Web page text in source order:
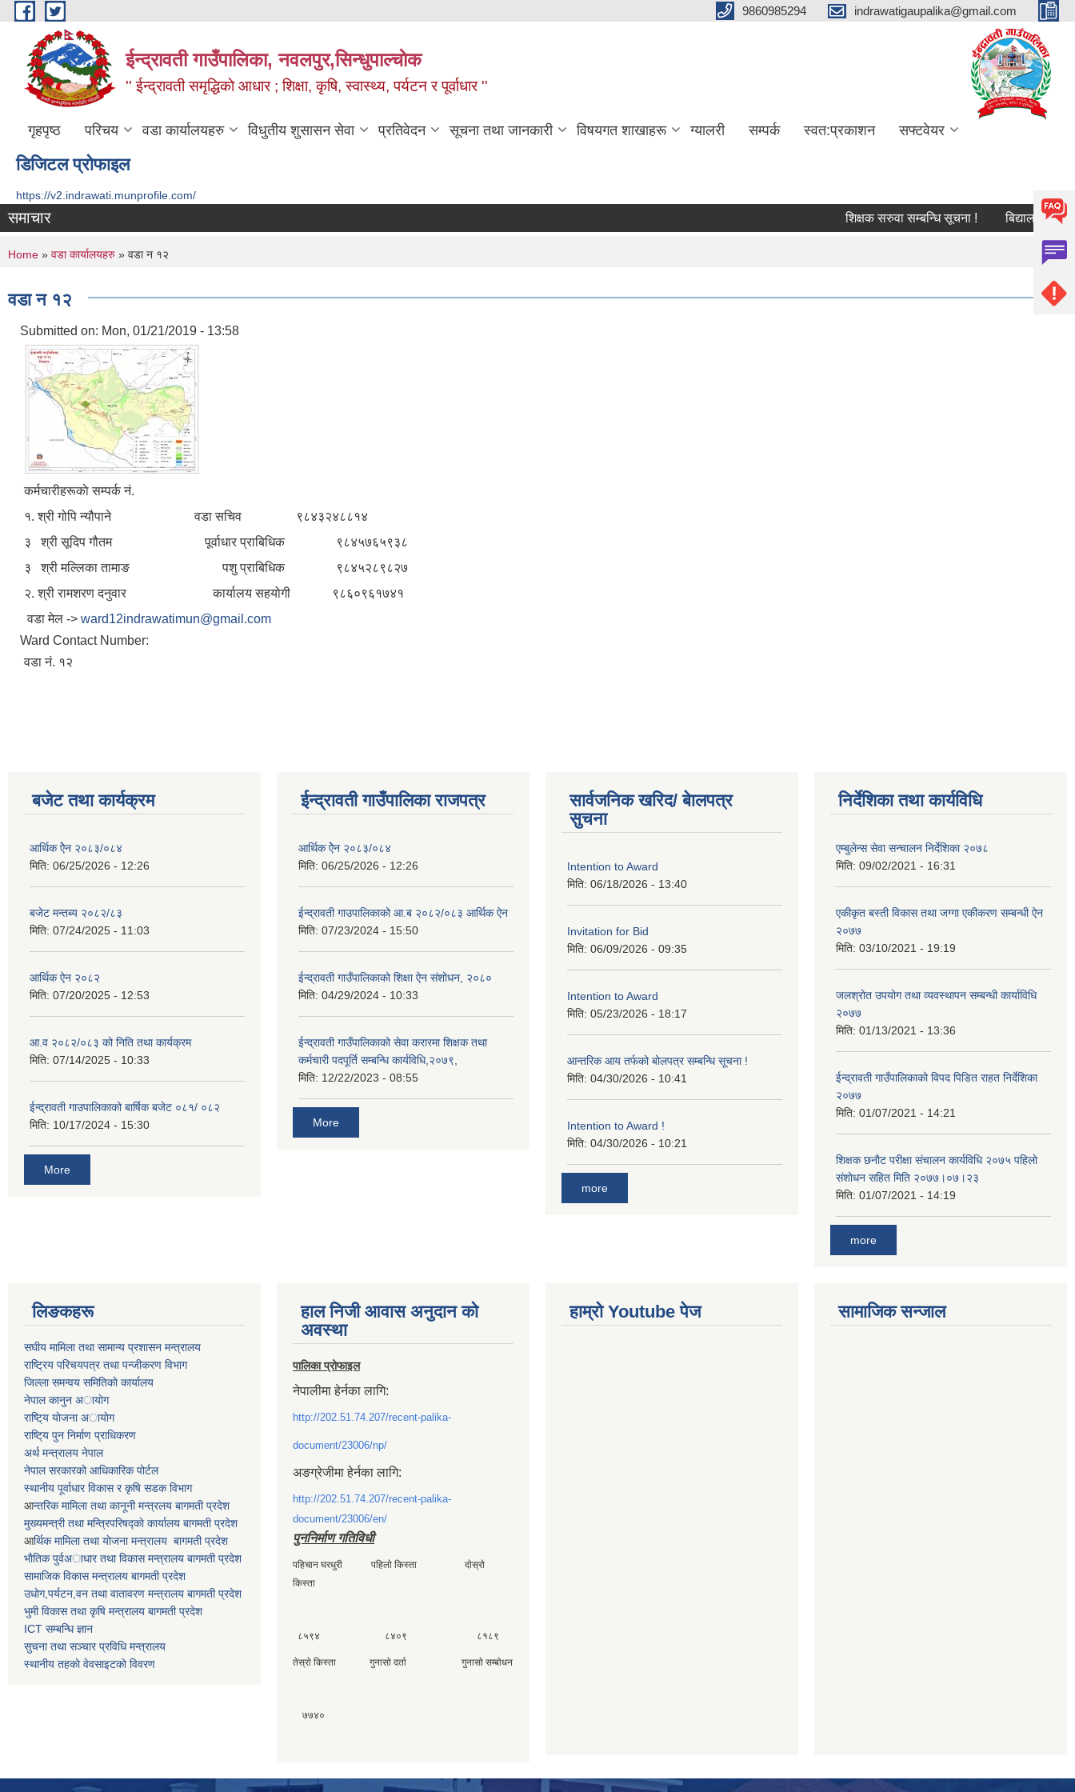
Skip to main content 9860985294 indrawatigaupalika@gmail.com
ईन्द्रावती गाउँपालिका, नवलपुर,सिन्धुपाल्चाेक
'' ईन्द्रावती समृद्धिकाे आधार ; शिक्षा, कृषि, स्वास्थ्य, पर्यटन र पूर्वाधार ''
गृहपृष्ठ परिचय वडा कार्यालयहरु विधुतीय शुसासन सेवा प्रतिवेदन सूचना तथा जानकारी विषयगत शाखाहरू ग्यालरी सम्पर्क स्वत:प्रकाशन सफ्टवेयर
डिजिटल प्रोफाइल
https://v2.indrawati.munprofile.com/
समाचार शिक्षक सरुवा सम्बन्धि सूचना ! बिद्यालय
You are here
Home » वडा कार्यालयहरु » वडा न‌‍ १२
वडा न‌‍ १२
Submitted on: Mon, 01/21/2019 - 13:58
कर्मचारीहरूकाे सम्पर्क नं.
१. श्री गोपि न्यौपाने वडा सचिव ९८४३२४८८१४
३ श्री सूदिप गौतम पूर्वाधार प्राबिधिक ९८४५७६५९३८
३ श्री मल्लिका तामाङ पशु प्राबिधिक ९८४५२८९८२७
२. श्री रामशरण दनुवार कार्यालय सहयोगी ९८६०९६१७४१
वडा मेल -> ward12indrawatimun@gmail.com
Ward Contact Number:
वडा नं. १२
बजेट तथा कार्यक्रम
आर्थिक ऐेन २०८३/०८४
मिति: 06/25/2026 - 12:26
बजेट मन्तब्य २०८२/८३
मिति: 07/24/2025 - 11:03
आर्थिक ऐन २०८२
मिति: 07/20/2025 - 12:53
आ.व २०८२/०८३ को निति तथा कार्यक्रम
मिति: 07/14/2025 - 10:33
ईन्द्रावती गाउपालिकाको बार्षिक बजेट ०८१/ ०८२
मिति: 10/17/2024 - 15:30
More
ईन्द्रावती गाउँपालिका राजपत्र
आर्थिक ऐेन २०८३/०८४
मिति: 06/25/2026 - 12:26
ईन्द्रावती गाउपालिकाको आ.ब २०८२/०८३ आर्थिक ऐन
मिति: 07/23/2024 - 15:50
ईन्द्रावती गाउँपालिकाको शिक्षा ऐन संशोधन, २०८०
मिति: 04/29/2024 - 10:33
ईन्द्रावती गाउँपालिकाको सेवा करारमा शिक्षक तथा
कर्मचारी पदपूर्ति सम्बन्धि कार्यविधि,२०७९,
मिति: 12/22/2023 - 08:55
More
सार्वजनिक खरिद/ बेालपत्र
सुचना
Intention to Award
मिति: 06/18/2026 - 13:40
Invitation for Bid
मिति: 06/09/2026 - 09:35
Intention to Award
मिति: 05/23/2026 - 18:17
आन्तरिक आय तर्फको बोलपत्र सम्बन्धि सूचना !
मिति: 04/30/2026 - 10:41
Intention to Award !
मिति: 04/30/2026 - 10:21
more
निर्देशिका तथा कार्यविधि
एम्बुलेन्स सेवा सन्चालन निर्देशिका २०७८
मिति: 09/02/2021 - 16:31
एकीकृत बस्ती विकास तथा जग्गा एकीकरण सम्बन्धी ऐन
२०७७
मिति: 03/10/2021 - 19:19
जलश्रोत उपयोग तथा व्यवस्थापन सम्बन्धी कार्याविधि
२०७७
मिति: 01/13/2021 - 13:36
ईन्द्रावती गाउँपालिकाको विपद पिडित राहत निर्देशिका
२०७७
मिति: 01/07/2021 - 14:21
शिक्षक छनाैट परीक्षा संचालन कार्यविधि २०७५ पहिलाे
स‌ंशाेधन सहित मिति २०७७।०७।२३
मिति: 01/07/2021 - 14:19
more
लिङकहरू
स‌घीय मामिला तथा सामान्य प्रशासन मन्त्रालय
राष्ट्रिय परिचयपत्र तथा पन्जीकरण विभाग
जिल्ला समन्वय समितिकाे कार्यालय
नेपाल कानुन अायाेग
राष्टि्य याेजना अायाेग
राष्टि्य पुन निर्माण प्राधिकरण
अर्थ मन्त्रालय नेपाल
नेपाल सरकारको आधिकारिक पोर्टल
स्थानीय पूर्वाधार विकास र कृषि सडक विभाग
आन्तरिक मामिला तथा कानूनी मन्त्रलय बागमती प्रदेश
मुख्यमन्त्री तथा मन्त्रिपरिषद्काे कार्यालय बागमती प्रदेश
आर्थिक मामिला तथा याेजना मन्त्रालय बागमती प्रदेश
भाैतिक पुर्वअाधार तथा विकास मन्त्रालय बागमती प्रदेश
सामाजिक विकास मन्त्रालय बागमती प्रदेश
उधाेग,पर्यटन,वन तथा वातावरण मन्त्रालय बागमती प्रदेश
भुमी विकास तथा कृषि मन्त्रालय बागमती प्रदेश
ICT सम्बन्धि ज्ञान
सुचना तथा सञ्चार प्रविधि मन्त्रालय
स्थानीय तहकाे वेवसाइटकाे विवरण
हाल निजी आवास अनुदान काे
अवस्था
पालिका प्रोफाइल
नेपालीमा हेर्नका लागि:
http://202.51.74.207/recent-palika-
document/23006/np/
अङग्रेजीमा हेर्नका लागि:
http://202.51.74.207/recent-palika-
document/23006/en/
पुननिर्माण गतिविधी
पहिचान घरधुरी पहिलाे किस्ता दाेस्राे
किस्ता
८५९४ ८४०९ ८१८९
तेस्राे किस्ता गुनासाे दर्ता गुनासाे सम्बाेधन
७७४०
हाम्राे Youtube पेज सामाजिक सन्जाल